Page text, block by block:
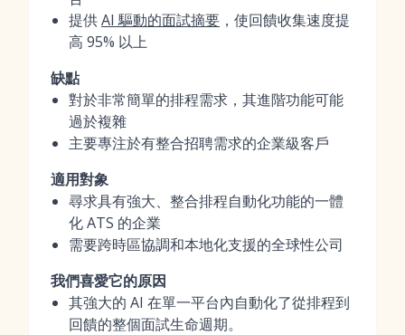
提供AI 驅動的面試摘要 ，使回饋收集速度提
高 95% 以上
缺點
對於非常簡單的排程需求，其進階功能可能
過於複雜
主要專注於有整合招聘需求的企業級客戶
適用對象
尋求具有強大、整合排程自動化功能的一體
化 ATS 的企業
需要跨時區協調和本地化支援的全球性公司
我們喜愛它的原因
其強大的 AI 在單一平台內自動化了從排程到
回饋的整個面試生命週期。